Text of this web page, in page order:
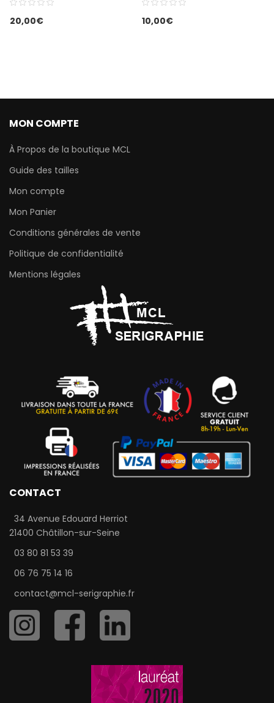
20,00€ 10,00€
MON COMPTE
À Propos de la boutique MCL
Guide des tailles
Mon compte
Mon Panier
Conditions générales de vente
Politique de confidentialité
Mentions légales
CONTACT
34 Avenue Edouard Herriot
21400 Châtillon-sur-Seine
03 80 81 53 39
06 76 75 14 16
contact@mcl-serigraphie.fr